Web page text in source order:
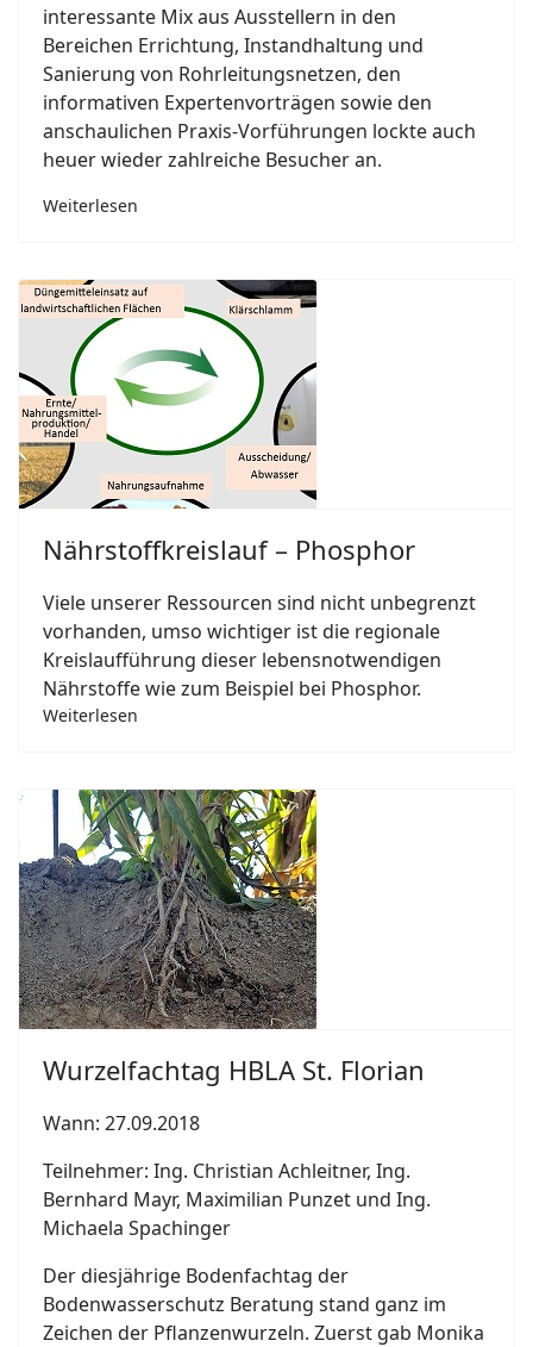
interessante Mix aus Ausstellern in den
Bereichen Errichtung, Instandhaltung und
Sanierung von Rohrleitungsnetzen, den
informativen Expertenvorträgen sowie den
anschaulichen Praxis-Vorführungen lockte auch
heuer wieder zahlreiche Besucher an.
Weiterlesen
Nährstoffkreislauf – Phosphor
Viele unserer Ressourcen sind nicht unbegrenzt
vorhanden, umso wichtiger ist die regionale
Kreislaufführung dieser lebensnotwendigen
Nährstoffe wie zum Beispiel bei Phosphor.
Weiterlesen
Wurzelfachtag HBLA St. Florian
Wann: 27.09.2018
Teilnehmer: Ing. Christian Achleitner, Ing.
Bernhard Mayr, Maximilian Punzet und Ing.
Michaela Spachinger
Der diesjährige Bodenfachtag der
Bodenwasserschutz Beratung stand ganz im
Zeichen der Pflanzenwurzeln. Zuerst gab Monika